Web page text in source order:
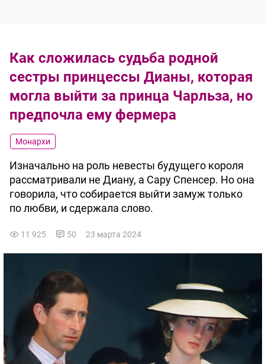
Как сложилась судьба родной
сестры принцессы Дианы, которая
могла выйти за принца Чарльза, но
предпочла ему фермера
Монархи
Изначально на роль невесты будущего короля
рассматривали не Диану, а Сару Спенсер. Но она
говорила, что собирается выйти замуж только
по любви, и сдержала слово.
11 925 50 23 марта 2024